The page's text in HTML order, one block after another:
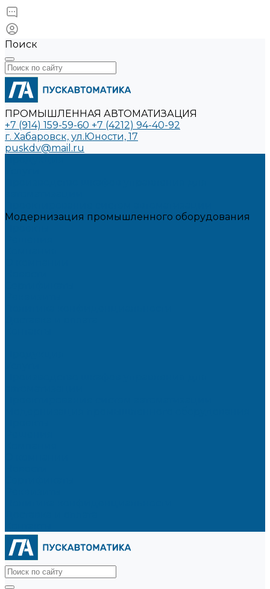
Поиск
ПРОМЫШЛЕННАЯ АВТОМАТИЗАЦИЯ
+7 (914) 159-59-60 +7 (4212) 94-40-92
г. Хабаровск, ул.Юности, 17
puskdv@mail.ru
Модернизация промышленного оборудования